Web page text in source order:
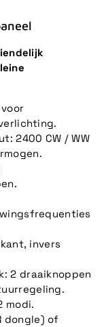
2400 CW / WW
invers
2 draaiknoppen
modi.
dongle) of